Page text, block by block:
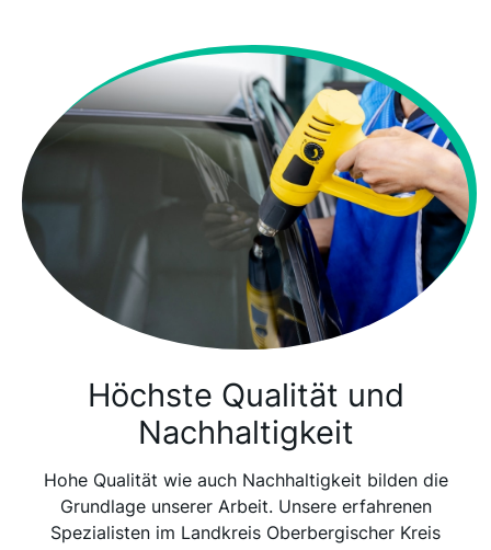
Höchste Qualität und
Nachhaltigkeit
Hohe Qualität wie auch Nachhaltigkeit bilden die
Grundlage unserer Arbeit. Unsere erfahrenen
Spezialisten im Landkreis Oberbergischer Kreis